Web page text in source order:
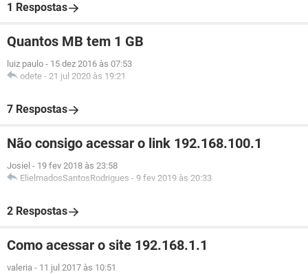
1 Respostas
Quantos MB tem 1 GB
luiz paulo - 15 dez 2016 às 07:53
odete - 21 jul 2020 às 19:21
7 Respostas
Não consigo acessar o link 192.168.100.1
Josiel - 19 fev 2018 às 23:58
ElielmadosSantosRodrigues - 9 fev 2019 às 20:33
2 Respostas
Como acessar o site 192.168.1.1
valeria - 11 jul 2017 às 10:51